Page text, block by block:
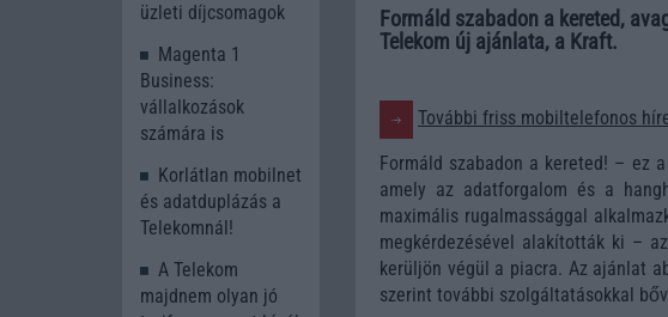
Formáld szabadon a kereted,
Telekom új ajánlata, a Kraft.
További friss mobiltelefonos
Formáld szabadon a kereted! – ez
amely az adatforgalom és a
maximális rugalmassággal
megkérdezésével alakították ki –
kerüljön végül a piacra. Az ajánlat
szerint további szolgáltatásokkal
üzleti díjcsomagok
Magenta 1
Business:
vállalkozások
számára is
Korlátlan mobilnet
és adatduplázás a
Telekomnál!
A Telekom
majdnem olyan jó